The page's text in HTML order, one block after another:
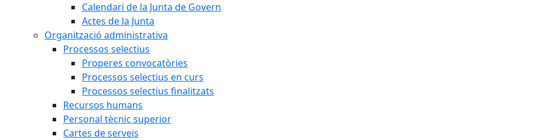
Calendari de la Junta de Govern
Actes de la Junta
Organització administrativa
Processos selectius
Properes convocatòries
Processos selectius en curs
Processos selectius finalitzats
Recursos humans
Personal tècnic superior
Cartes de serveis